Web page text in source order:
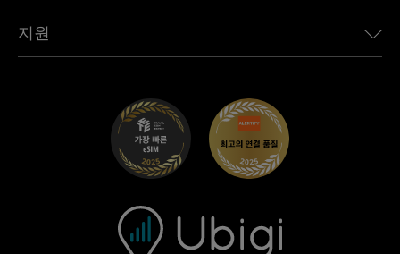
Mini용 Ubigi
Maserati용 Ubigi
Ubigi 앱
제휴 프로그램
지원